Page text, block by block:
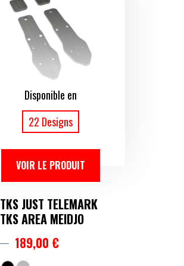
Disponible en
22 Designs
VOIR LE PRODUIT
TKS JUST TELEMARK
TKS AREA MEIDJO
189,00 €